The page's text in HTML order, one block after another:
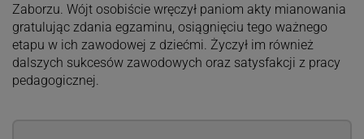
Zaborzu. Wójt osobiście wręczył paniom akty mianowania
gratulując zdania egzaminu, osiągnięciu tego ważnego
etapu w ich zawodowej z dziećmi. Życzył im również
dalszych sukcesów zawodowych oraz satysfakcji z pracy
pedagogicznej.